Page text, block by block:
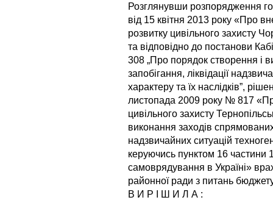
Розглянувши розпорядження
від 15 квітня 2013 року «Про
розвитку цивільного захисту
та відповідно до постанови
308 „Про порядок створення і
запобігання, ліквідації
характеру та їх наслідків”,
листопада 2009 року № 817
цивільного захисту
виконання заходів
надзвичайних ситуацій
керуючись пунктом 16 частини
самоврядування в Україні»
районної ради з питань
В И Р І Ш И Л А :